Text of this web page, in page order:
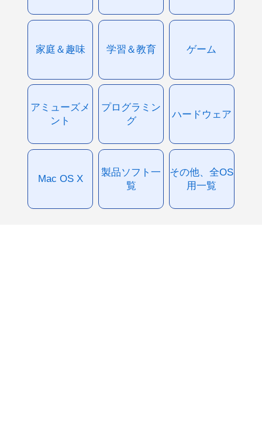
家庭＆趣味 学習＆教育 ゲーム
アミューズメ
ント
プログラミン
グ
ハードウェア
Mac OS X
製品ソフト一
覧
その他、全OS
用一覧